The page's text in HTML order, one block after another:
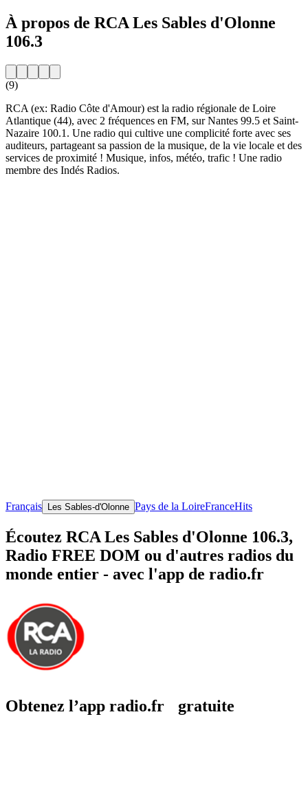
À propos de RCA Les Sables d'Olonne
106.3
(9)
RCA (ex: Radio Côte d'Amour) est la radio régionale de Loire
Atlantique (44), avec 2 fréquences en FM, sur Nantes 99.5 et Saint-
Nazaire 100.1. Une radio qui cultive une complicité forte avec ses
auditeurs, partageant sa passion de la musique, de la vie locale et des
services de proximité ! Musique, infos, météo, trafic ! Une radio
membre des Indés Radios.
Français Les Sables-d'Olonne Pays de la LoireFranceHits
Écoutez RCA Les Sables d'Olonne 106.3,
Radio FREE DOM ou d'autres radios du
monde entier - avec l'app de radio.fr
Obtenez l’app radio.fr gratuite